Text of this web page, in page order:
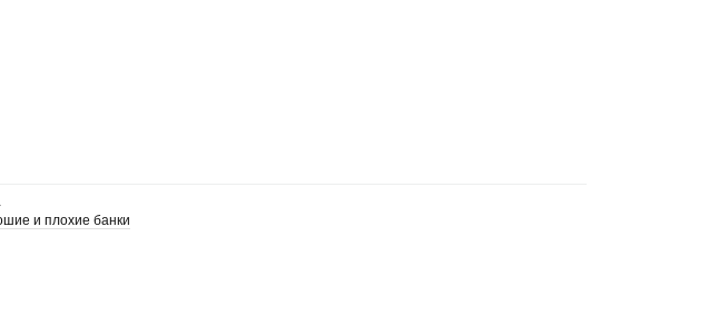
и плохие банки